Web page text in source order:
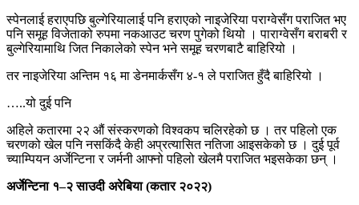
स्पेनलाई हराएपछि बुल्गेरियालाई पनि हराएको नाइजेरिया पराग्वेसँग पराजित भए
पनि समूह विजेताको रुपमा नकआउट चरण पुगेको थियो । पाराग्वेसँग बराबरी र
बुल्गेरियामाथि जित निकालेको स्पेन भने समूह चरणबाटै बाहिरियो ।
तर नाइजेरिया अन्तिम १६ मा डेनमार्कसँग ४-१ ले पराजित हुँदै बाहिरियो ।
…..यो दुई पनि
अहिले कतारमा २२ औं संस्करणको विश्वकप चलिरहेको छ । तर पहिलो एक
चरणको खेल पनि नसकिंदै केही अप्रत्यासित नतिजा आइसकेको छ । दुई पूर्व
च्याम्पियन अर्जेन्टिना र जर्मनी आफ्नो पहिलो खेलमै पराजित भइसकेका छन् ।
अर्जेन्टिना १–२ साउदी अरेबिया (कतार २०२२)